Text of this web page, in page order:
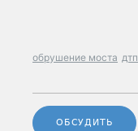
обрушение моста дтп
ОБСУДИТЬ